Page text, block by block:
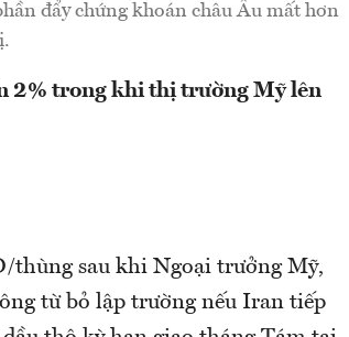
đẩy chứng khoán châu Âu mất hơn
2% trong khi thị trường Mỹ lên
thùng sau khi Ngoại trưởng Mỹ,
từ bỏ lập trường nếu Iran tiếp